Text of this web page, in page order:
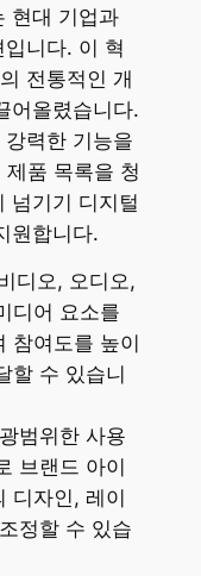
현대 기업과
니다. 이 혁
전통적인 개
어올렸습니다.
력한 기능을
품 목록을 청
넘기기 디지털
원합니다.
디오, 오디오,
디어 요소를
참여도를 높이
할 수 있습니
범위한 사용
브랜드 아이
디자인, 레이
정할 수 있습